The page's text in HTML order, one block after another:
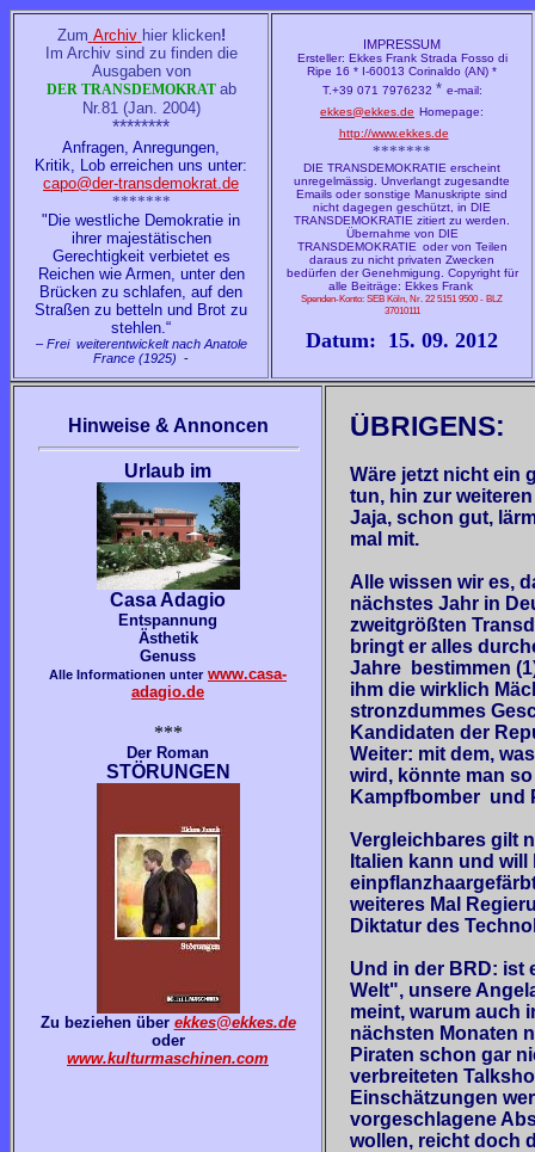
Zum Archiv hier klicken!
Im Archiv sind zu finden die
Ausgaben von
DER TRANSDEMOKRAT ab
Nr.81 (Jan. 2004)
********
Anfragen, Anregungen,
Kritik, Lob erreichen uns unter:
capo@der-transdemokrat.de
*******
"Die westliche Demokratie in
ihrer majestätischen
Gerechtigkeit verbietet es
Reichen wie Armen, unter den
Brücken zu schlafen, auf den
Straßen zu betteln und Brot zu
stehlen.“
– Frei weiterentwickelt nach Anatole
France (1925) -
IMPRESSUM
Ersteller: Ekkes Frank Strada Fosso di
Ripe 16 * I-60013 Corinaldo (AN) *
T.+39 071 7976232 * e-mail:
ekkes@ekkes.de Homepage:
http://www.ekkes.de
*******
DIE TRANSDEMOKRATIE erscheint
unregelmässig. Unverlangt zugesandte
Emails oder sonstige Manuskripte sind
nicht dagegen geschützt, in DIE
TRANSDEMOKRATIE zitiert zu werden.
Übernahme von DIE
TRANSDEMOKRATIE oder von Teilen
daraus zu nicht privaten Zwecken
bedürfen der Genehmigung. Copyright für
alle Beiträge: Ekkes Frank
Spenden-Konto: SEB Köln, Nr. 22 5151 9500 - BLZ
37010111
Datum: 15. 09. 2012
Hinweise & Annoncen
Urlaub im
Casa Adagio
Entspannung
Ästhetik
Genuss
Alle Informationen unter www.casa-
adagio.de
***
Der Roman
STÖRUNGEN
Zu beziehen über ekkes@ekkes.de
oder
www.kulturmaschinen.com
ÜBRIGENS:
Wäre jetzt nicht ein
tun, hin zur
Jaja, schon gut,
mal mit.
Alle wissen wir es,
nächstes Jahr in
zweitgrößten
bringt er alles
Jahre bestimmen
ihm die wirklich
stronzdummes
Kandidaten der
Weiter: mit dem,
wird, könnte man
Kampfbomber und
Vergleichbares gilt
Italien kann und
weiteres Mal
Diktatur des
Und in der BRD: ist
Welt", unsere
meint, warum auch
nächsten Monaten
Piraten schon gar
verbreiteten
Einschätzungen
vorgeschlagene
wollen, reicht doch